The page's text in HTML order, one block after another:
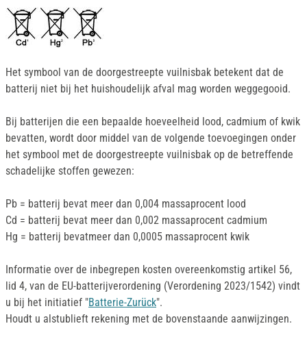
Het symbool van de doorgestreepte vuilnisbak betekent dat de
batterij niet bij het huishoudelijk afval mag worden weggegooid.
Bij batterijen die een bepaalde hoeveelheid lood, cadmium of kwik
bevatten, wordt door middel van de volgende toevoegingen onder
het symbool met de doorgestreepte vuilnisbak op de betreffende
schadelijke stoffen gewezen:
Pb = batterij bevat meer dan 0,004 massaprocent lood
Cd = batterij bevat meer dan 0,002 massaprocent cadmium
Hg = batterij bevatmeer dan 0,0005 massaprocent kwik
Informatie over de inbegrepen kosten overeenkomstig artikel 56,
lid 4, van de EU-batterijverordening (Verordening 2023/1542) vindt
u bij het initiatief "Batterie-Zurück".
Houdt u alstublieft rekening met de bovenstaande aanwijzingen.